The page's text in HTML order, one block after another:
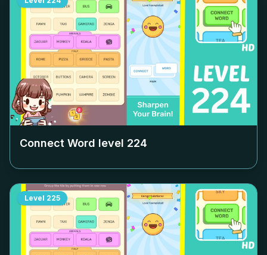
Connect Word level 224
Level 225